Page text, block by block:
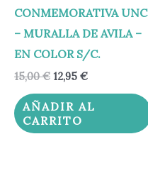
CONMEMORATIVA UNC
– MURALLA DE AVILA –
EN COLOR S/C.
15,00€ 12,95 €
AÑADIR AL
CARRITO